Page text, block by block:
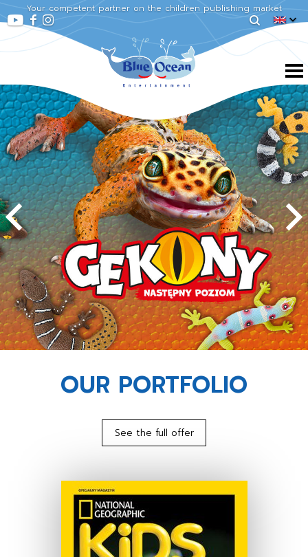
Your competent partner on the children publishing market
OUR PORTFOLIO
See the full offer